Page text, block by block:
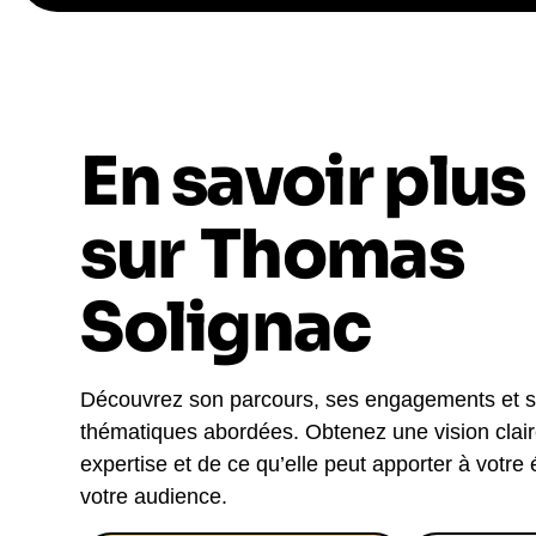
En savoir plus
sur Thomas
Solignac
Découvrez son parcours, ses engagements et
thématiques abordées. Obtenez une vision
expertise et de ce qu’elle peut apporter à votre
votre audience.